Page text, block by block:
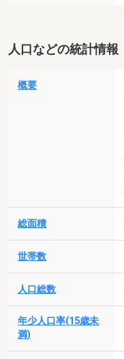
人口などの統計情報
概要
総面積
世帯数
人口総数
年少人口率(15歳未
満)